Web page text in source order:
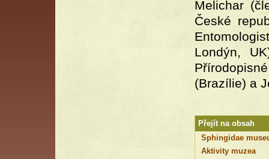
Melichar
České
Londýn,
(Brazílie) a
Přejít na obsah
Sphingidae
Aktivity muzea